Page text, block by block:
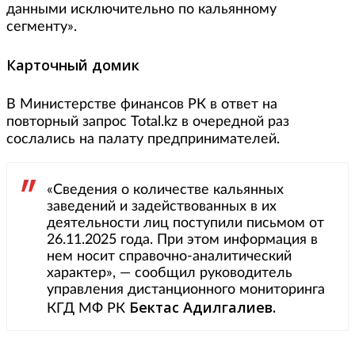
данными исключительно по кальянному
сегменту».
Карточный домик
В Министерстве финансов РК в ответ на
повторный запрос Total.kz в очередной раз
сослались на палату предпринимателей.
«Сведения о количестве кальянных
заведений и задействованных в их
деятельности лиц поступили письмом от
26.11.2025 года. При этом информация в
нем носит справочно-аналитический
характер», — сообщил руководитель
управления дистанционного мониторинга
КГД МФ РК Бектас Адилгалиев.